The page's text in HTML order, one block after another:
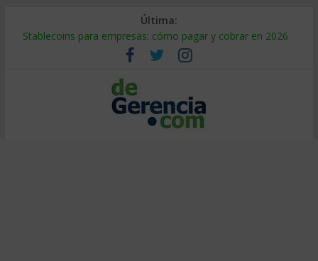
Última:
Stablecoins para empresas: cómo pagar y cobrar en 2026
Despido silencioso: qué es y por qué sale tan caro
IA en selección de personal: cómo auditarla a tiempo
Trabajo forzoso en la cadena de suministro: qué hacer
Mercado hispano de EE. UU.: cómo segmentarlo y venderle